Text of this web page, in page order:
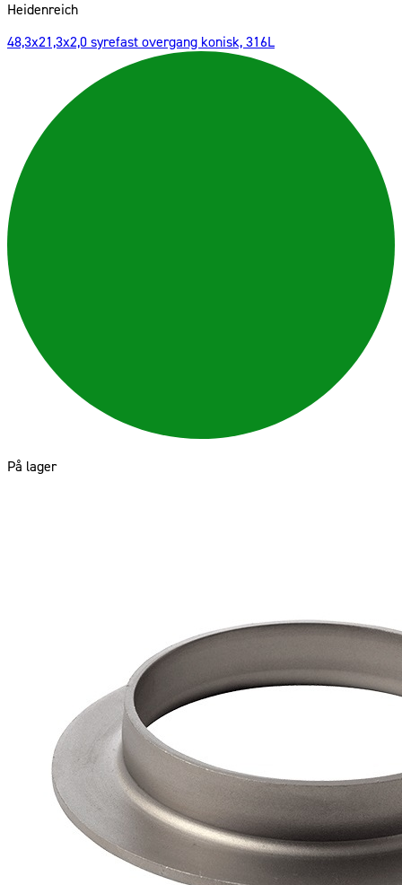
Heidenreich
48,3x21,3x2,0 syrefast overgang konisk, 316L
På lager